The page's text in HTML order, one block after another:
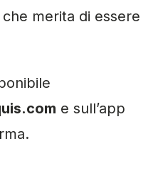
merita di essere
e sull’app